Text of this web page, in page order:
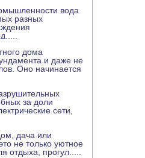
вода
разных
дома
и даже не
Оно начинается
за доли
сети,
дача или
не только уютное
отдыха, прогул